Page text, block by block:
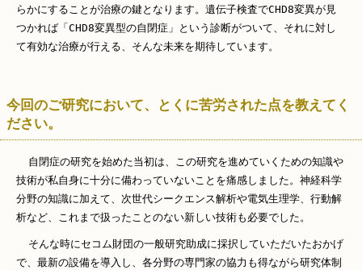
らかにすることが治療の鍵となります。遺伝子検査でCHD8変異が見
つかれば「CHD8変異型の自閉症」という診断がついて、それに対し
て有効な治療が行える、そんな未来を期待しています。
今回のご研究において、とくに苦労された点を教えてく
ださい。
自閉症の研究を始めた当初は、この研究を進めていくための知識や
技術が私自身に十分に備わっていないことを痛感しました。神経科学
分野の知識に加えて、次世代シークエンス解析や電気生理学、行動解
析など、これまで扱ったことのない新しい技術も必要でした。
そんな時にセコム財団の一般研究助成に採択していただいたおかげ
で、最新の設備を導入し、各分野の専門家の協力も得ながら研究体制